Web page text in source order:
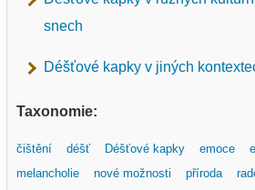
snech
Déšťové kapky v jiných
Taxonomie:
čištění déšť Déšťové kapky emoce
melancholie
nové možnosti příroda